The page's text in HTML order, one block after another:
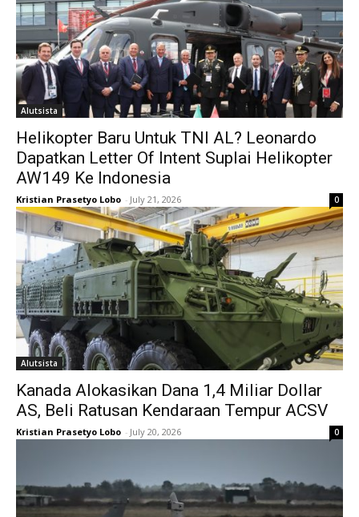
Alutsista
Helikopter Baru Untuk TNI AL? Leonardo
Dapatkan Letter Of Intent Suplai Helikopter
AW149 Ke Indonesia
Kristian Prasetyo Lobo - July 21, 2026 0
Alutsista
Kanada Alokasikan Dana 1,4 Miliar Dollar
AS, Beli Ratusan Kendaraan Tempur ACSV
Kristian Prasetyo Lobo - July 20, 2026 0